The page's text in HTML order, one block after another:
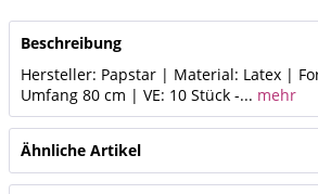
Beschreibung
Hersteller: Papstar | Material: Latex |
Umfang 80 cm | VE: 10 Stück -... mehr
Ähnliche Artikel